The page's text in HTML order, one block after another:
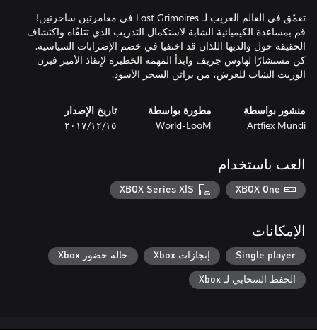
تعمّق في العالم الغريب لـ Lost Grimoires في مغامرتين ساحرتين!
قم بمساعدة الكيميائية الشابة لاستكمال التدريب الذي تتلقّاه واكتشاف
الحقيقة حول والديها اللذان قد اختفيا في خضم الإضرابات السياسية.
كن مستشارًا لهاوس جريف وابدأ المهمة الخطيرة لإنقاذ الأمير فيرن
الوريث الشاب للعرش، من براثن السحر الأسود.
منشور بواسطة
Artfiex Mundi
مطورة بواسطة
World-LooM
تاريخ الإصدار
١٥‏/١٢‏/٢٠١٧
العب باستخدام
XBOX One
XBOX Series X|S
الإمكانات
Single player إنجازات Xbox حالة حضور Xbox
الحفظ السحابي لـ Xbox